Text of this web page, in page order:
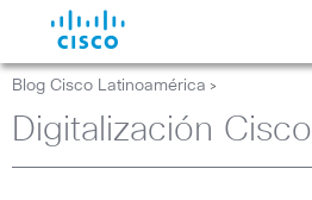
Blog Cisco Latinoamérica >
Digitalización Cisco